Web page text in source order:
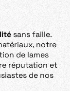
sans faille.
notre
de lames
réputation et
de nos